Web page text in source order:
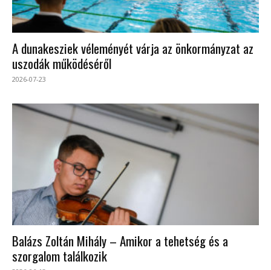
A dunakesziek véleményét várja az önkormányzat az
uszodák működéséről
2026-07-23
Balázs Zoltán Mihály – Amikor a tehetség és a
szorgalom találkozik